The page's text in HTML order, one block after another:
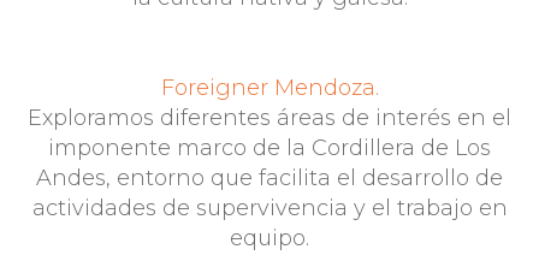
Foreigner Mendoza.
Exploramos diferentes áreas de interés en el
imponente marco de la Cordillera de Los
Andes, entorno que facilita el desarrollo de
actividades de supervivencia y el trabajo en
equipo.